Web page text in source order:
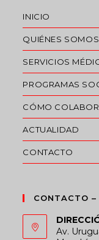
INICIO
QUIÉNES SOMOS
SERVICIOS
PROGRAMAS
CÓMO
ACTUALIDAD
CONTACTO
CONTACTO
Av.